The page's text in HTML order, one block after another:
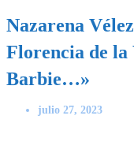
Nazarena
Florencia de la
Barbie…»
julio 27, 2023